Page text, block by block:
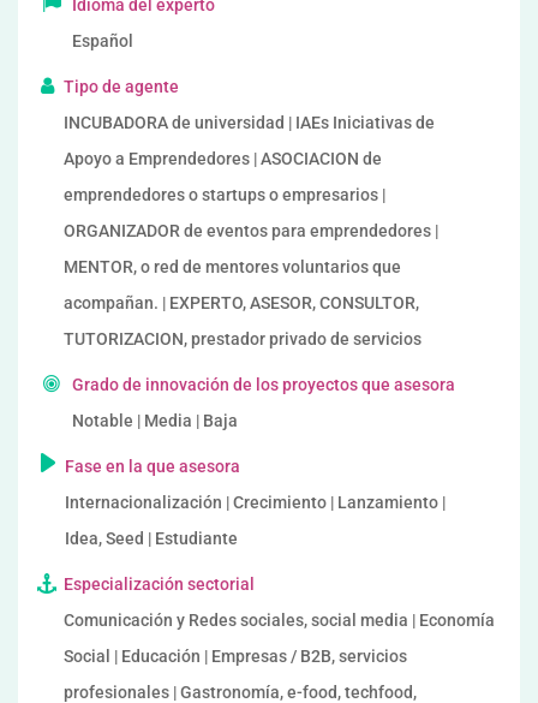
Idioma del experto
Español
Tipo de agente
INCUBADORA de universidad | IAEs Iniciativas de
Apoyo a Emprendedores | ASOCIACION de
emprendedores o startups o empresarios |
ORGANIZADOR de eventos para emprendedores |
MENTOR, o red de mentores voluntarios que
acompañan. | EXPERTO, ASESOR, CONSULTOR,
TUTORIZACION, prestador privado de servicios
Grado de innovación de los proyectos que asesora
Notable | Media | Baja
Fase en la que asesora
Internacionalización | Crecimiento | Lanzamiento |
Idea, Seed | Estudiante
Especialización sectorial
Comunicación y Redes sociales, social media | Economía
Social | Educación | Empresas / B2B, servicios
profesionales | Gastronomía, e-food, techfood,